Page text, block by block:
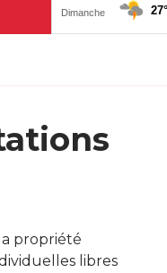
propriété
libres